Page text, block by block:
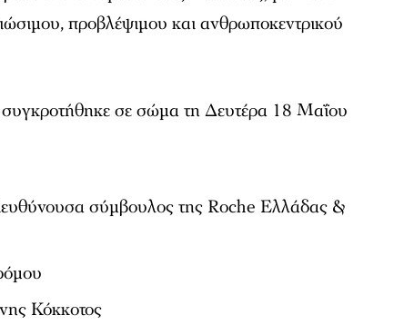
προβλέψιμου και ανθρωποκεντρικού
συγκροτήθηκε σε σώμα τη Δευτέρα 18 Μαΐου
σύμβουλος της Roche Ελλάδας &
Κόκκοτος